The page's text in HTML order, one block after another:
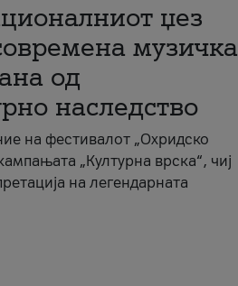
џез
музичка
од
наследство
на фестивалот „Охридско
„Културна врска“, чиј
на легендарната